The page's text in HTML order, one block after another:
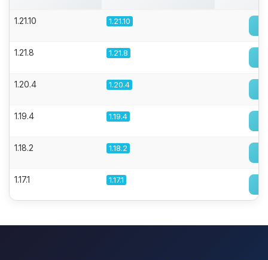
1.21.10 1.21.10
1.21.8 1.21.8
1.20.4 1.20.4
1.19.4 1.19.4
1.18.2 1.18.2
1.17.1 1.17.1